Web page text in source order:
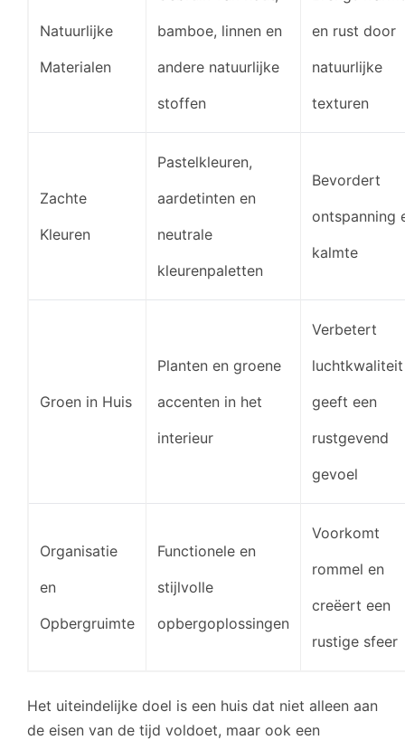
Natuurlijke
Materialen
bamboe, linnen en
andere natuurlijke
stoffen
en rust door
natuurlijke
texturen
Zachte
Kleuren
Pastelkleuren,
aardetinten en
neutrale
kleurenpaletten
Bevordert
ontspanning
kalmte
Groen in Huis
Planten en groene
accenten in het
interieur
Verbetert
geeft een
rustgevend
gevoel
Organisatie
en
Opbergruimte
Functionele en
stijlvolle
opbergoplossingen
Voorkomt
rommel en
creëert een
rustige sfeer
Het uiteindelijke doel is een huis dat niet alleen aan
de eisen van de tijd voldoet, maar ook een